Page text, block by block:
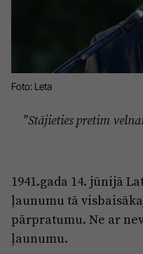
Foto: Leta
"Stājieties pretim
1941.gada 14. jūnijā
ļaunumu tā
pārpratumu. Ne ar
ļaunumu.